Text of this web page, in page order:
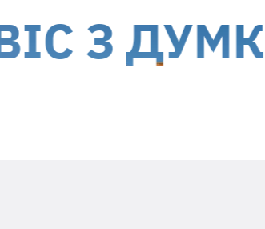
Вкладіть в посилку необхідну